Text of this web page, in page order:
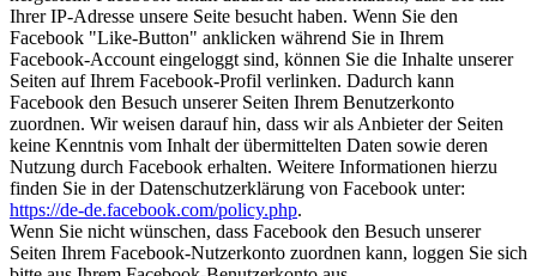
Ihrer IP-Adresse unsere Seite besucht haben. Wenn Sie den
Facebook "Like-Button" anklicken während Sie in Ihrem
Facebook-Account eingeloggt sind, können Sie die Inhalte unserer
Seiten auf Ihrem Facebook-Profil verlinken. Dadurch kann
Facebook den Besuch unserer Seiten Ihrem Benutzerkonto
zuordnen. Wir weisen darauf hin, dass wir als Anbieter der Seiten
keine Kenntnis vom Inhalt der übermittelten Daten sowie deren
Nutzung durch Facebook erhalten. Weitere Informationen hierzu
finden Sie in der Datenschutzerklärung von Facebook unter:
https://de-de.facebook.com/policy.php.
Wenn Sie nicht wünschen, dass Facebook den Besuch unserer
Seiten Ihrem Facebook-Nutzerkonto zuordnen kann, loggen Sie sich